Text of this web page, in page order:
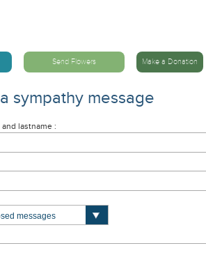
Send Flowers Make a Donation
sympathy message
lastname :